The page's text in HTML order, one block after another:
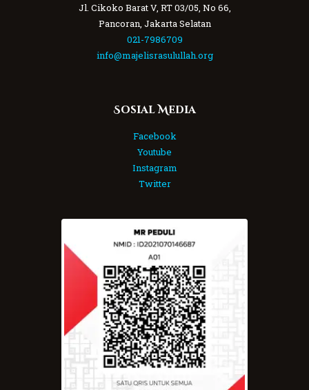
Jl. Cikoko Barat V, RT 03/05, No 66,
Pancoran, Jakarta Selatan
021-7986709
info@majelisrasulullah.org
Sosial Media
Facebook
Youtube
Instagram
Twitter